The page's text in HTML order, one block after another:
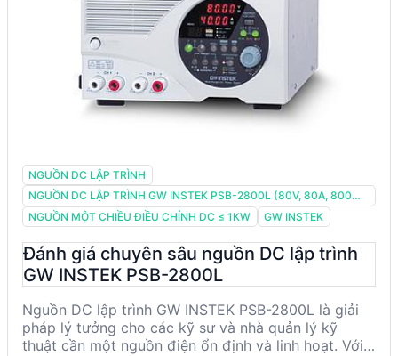
NGUỒN DC LẬP TRÌNH
NGUỒN DC LẬP TRÌNH GW INSTEK PSB-2800L (80V, 80A, 800W,
1CH)
NGUỒN MỘT CHIỀU ĐIỀU CHỈNH DC ≤ 1KW GW INSTEK
Đánh giá chuyên sâu nguồn DC lập trình
GW INSTEK PSB-2800L
Nguồn DC lập trình GW INSTEK PSB-2800L là giải
pháp lý tưởng cho các kỹ sư và nhà quản lý kỹ
thuật cần một nguồn điện ổn định và linh hoạt. Với